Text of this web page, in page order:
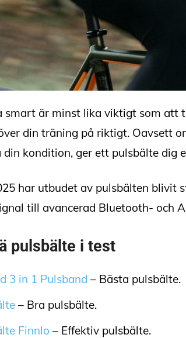
smart är minst lika viktigt som att
din träning på riktigt. Oavsett
kondition, ger ett pulsbälte dig
har utbudet av pulsbälten blivit
till avancerad Bluetooth- och
pulsbälte i test
3 in 1 Pulsband – Bästa pulsbälte.
– Bra pulsbälte.
Finnlo – Effektiv pulsbälte.